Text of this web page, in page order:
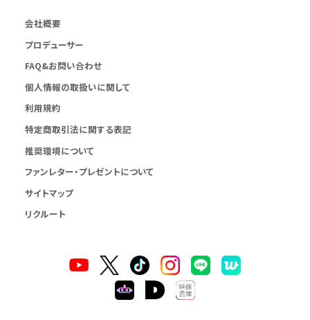
会社概要
プロデューサー
FAQ&お問い合わせ
個人情報の取扱いに関して
利用規約
特定商取引法に関する表記
推奨環境について
ファンレター・プレゼントについて
サイトマップ
リクルート